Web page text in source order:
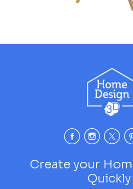
Create your
Quickly